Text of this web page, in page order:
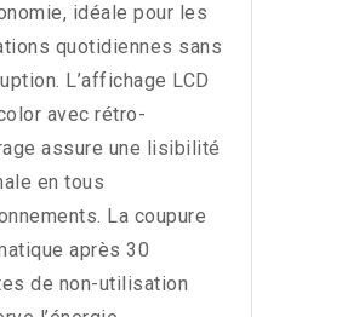
idéale pour les
quotidiennes sans
L’affichage LCD
avec rétro-
assure une lisibilité
en tous
La coupure
après 30
de non-utilisation